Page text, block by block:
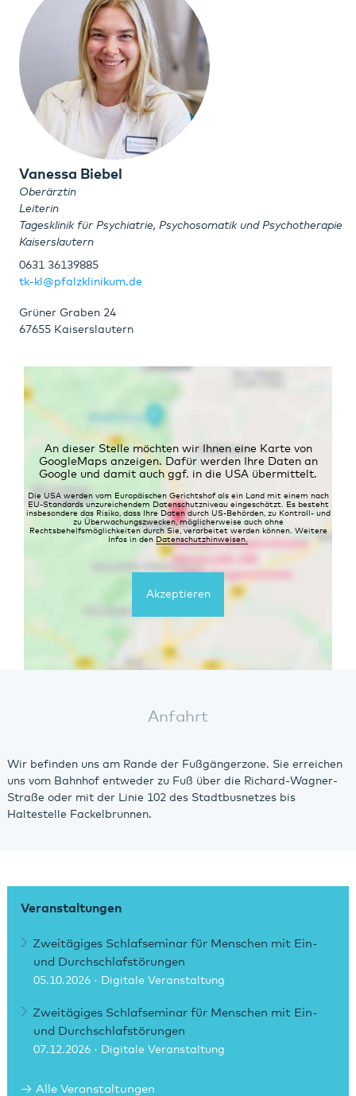
Vanessa Biebel
Oberärztin
Leiterin
Tagesklinik für Psychiatrie, Psychosomatik und Psychotherapie
Kaiserslautern
0631 36139885
tk-kl@pfalzklinikum.de
Grüner Graben 24
67655 Kaiserslautern
An dieser Stelle möchten wir Ihnen eine Karte von
GoogleMaps anzeigen. Dafür werden Ihre Daten an
Google und damit auch ggf. in die USA übermittelt.
Die USA werden vom Europäischen Gerichtshof als ein Land mit einem nach
EU-Standards unzureichendem Datenschutzniveau eingeschätzt. Es besteht
insbesondere das Risiko, dass Ihre Daten durch US-Behörden, zu Kontroll- und
zu Überwachungszwecken, möglicherweise auch ohne
Rechtsbehelfsmöglichkeiten durch Sie, verarbeitet werden können. Weitere
Infos in den Datenschutzhinweisen.
Akzeptieren
Anfahrt
Wir befinden uns am Rande der Fußgängerzone. Sie erreichen
uns vom Bahnhof entweder zu Fuß über die Richard-Wagner-
Straße oder mit der Linie 102 des Stadtbusnetzes bis
Haltestelle Fackelbrunnen.
Veranstaltungen
Zweitägiges Schlafseminar für Menschen mit Ein-
und Durchschlafstörungen
05.10.2026 · Digitale Veranstaltung
Zweitägiges Schlafseminar für Menschen mit Ein-
und Durchschlafstörungen
07.12.2026 · Digitale Veranstaltung
Alle Veranstaltungen